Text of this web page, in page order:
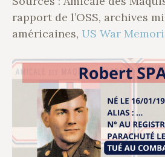
rapport de l’OSS, archives
américaines, US War